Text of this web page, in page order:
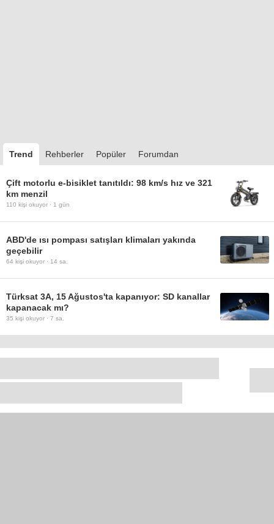
Trend Rehberler Popüler Forumdan
Çift motorlu e-bisiklet tanıtıldı: 98 km/s hız ve 321
km menzil
110 kişi okuyor · 1 gün
ABD'de ısı pompası satışları klimaları yakında
geçebilir
64 kişi okuyor · 14 sa.
Türksat 3A, 15 Ağustos'ta kapanıyor: SD kanallar
kapanacak mı?
35 kişi okuyor · 7 sa.